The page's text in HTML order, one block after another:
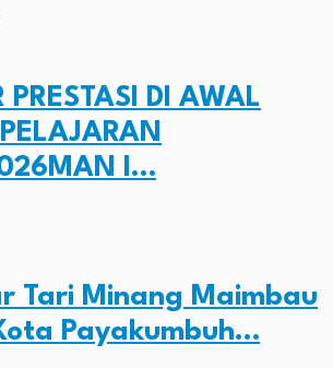
PRESTASI DI AWAL
I…
Tari Minang Maimbau
Payakumbuh…